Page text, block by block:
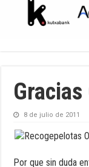
8 de julio de 2011
Por que sin duda